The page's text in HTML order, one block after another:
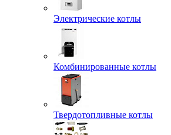
Электрические котлы
Комбинированные котлы
Твердотопливные котлы